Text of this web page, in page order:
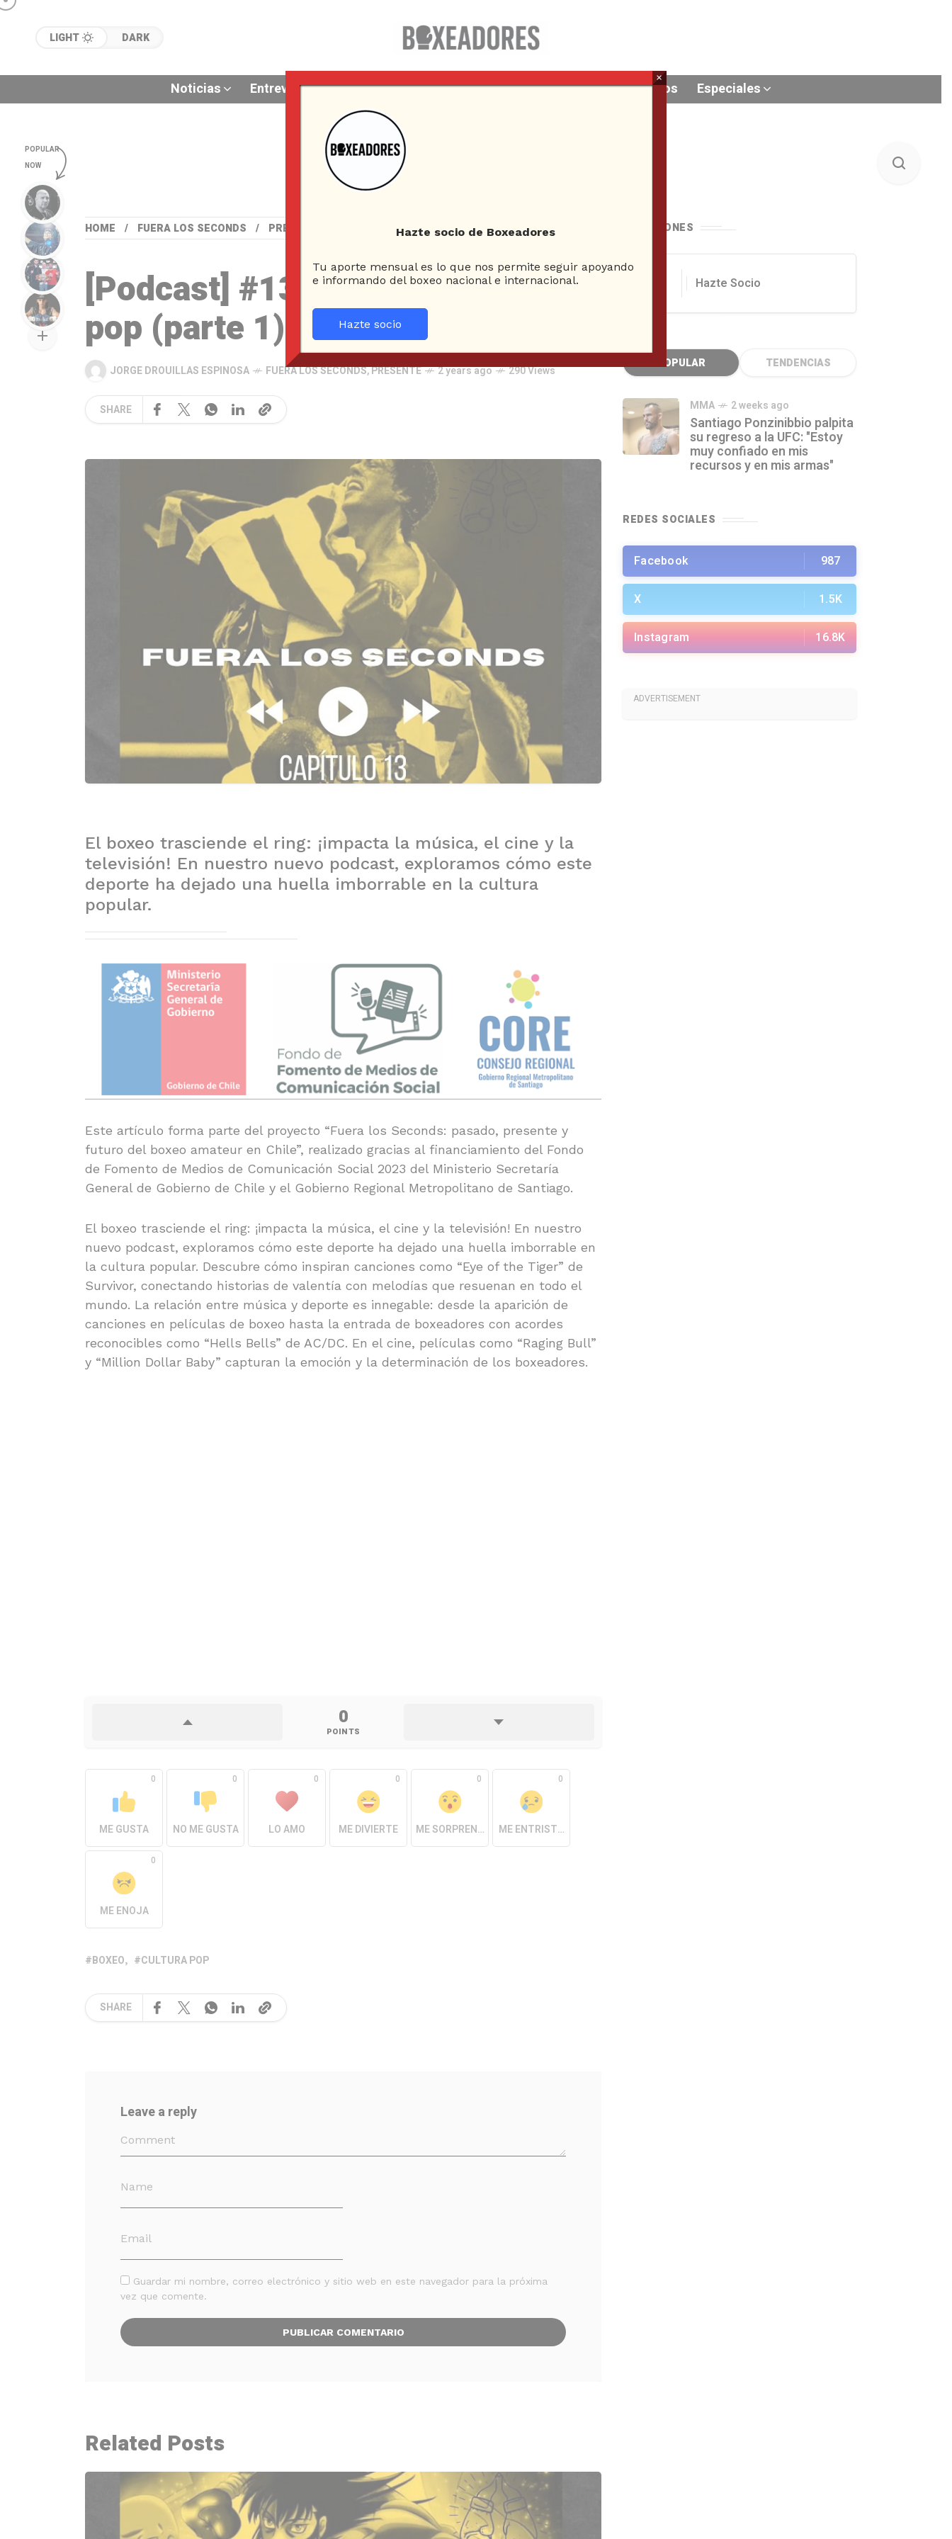
LIGHT DARK
Noticias Entrevistas Columnas Box Clásico Esquina Neutral Videos Especiales
HOME FUERA LOS SECONDS PRESENTE [PODCAST] #13 BOXEO Y CULTURA POP (PARTE 1)
[Podcast] #13 Boxeo y cultura
pop (parte 1)
JORGE DROUILLAS ESPINOSA FUERA LOS SECONDS,PRESENTE 2 years ago 290 Views
SHARE
El boxeo trasciende el ring: ¡impacta la música, el cine y la
televisión! En nuestro nuevo podcast, exploramos cómo este
deporte ha dejado una huella imborrable en la cultura
popular.
Este artículo forma parte del proyecto “Fuera los Seconds: pasado, presente y
futuro del boxeo amateur en Chile”, realizado gracias al financiamiento del Fondo
de Fomento de Medios de Comunicación Social 2023 del Ministerio Secretaría
General de Gobierno de Chile y el Gobierno Regional Metropolitano de Santiago.
El boxeo trasciende el ring: ¡impacta la música, el cine y la televisión! En nuestro
nuevo podcast, exploramos cómo este deporte ha dejado una huella imborrable en
la cultura popular. Descubre cómo inspiran canciones como “Eye of the Tiger” de
Survivor, conectando historias de valentía con melodías que resuenan en todo el
mundo. La relación entre música y deporte es innegable: desde la aparición de
canciones en películas de boxeo hasta la entrada de boxeadores con acordes
reconocibles como “Hells Bells” de AC/DC. En el cine, películas como “Raging Bull”
y “Million Dollar Baby” capturan la emoción y la determinación de los boxeadores.
0
POINTS
0
ME GUSTA
0
NO ME GUSTA
0
LO AMO
0
ME DIVIERTE
0
ME SORPRENDE
0
ME ENTRISTECE
0
ME ENOJA
BOXEO CULTURA POP
SHARE
Leave a reply
Guardar mi nombre, correo electrónico y sitio web en este navegador para la próxima
vez que comente.
Related Posts
DONACIONES
Hazte Socio
POPULAR TENDENCIAS
MMA 2 weeks ago
Santiago Ponzinibbio palpita
su regreso a la UFC: "Estoy
muy confiado en mis
recursos y en mis armas"
REDES SOCIALES
Facebook 987
X 1.5K
Instagram 16.8K
ADVERTISEMENT
POPULAR
NOW
Hazte socio de Boxeadores
Tu aporte mensual es lo que nos permite seguir apoyando
e informando del boxeo nacional e internacional.
Hazte socio
×